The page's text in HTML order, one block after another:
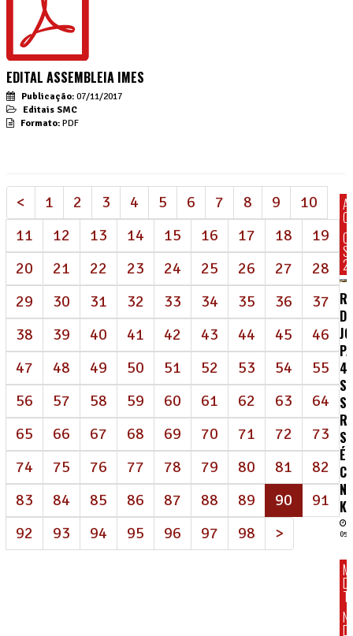
EDITAL ASSEMBLEIA IMES
Publicação: 07/11/2017
Editais SMC
Formato: PDF
< 1 2 3 4 5 6 7 8 9
10
11
12 13 14 15 16 17 18
19
20
21 22 23 24 25 26 27
28
29
30 31 32 33 34 35 36
37
38
39 40 41 42 43 44 45
46
47
48 49 50 51 52 53 54
55
56
57 58 59 60 61 62 63
64
65
66 67 68 69 70 71 72
73
74
75 76 77 78 79 80 81
82
83
84 85 86 87 88 89 90 (atual)
91
92
93 94 95 96 97 98 >
DE
É
NA
05/